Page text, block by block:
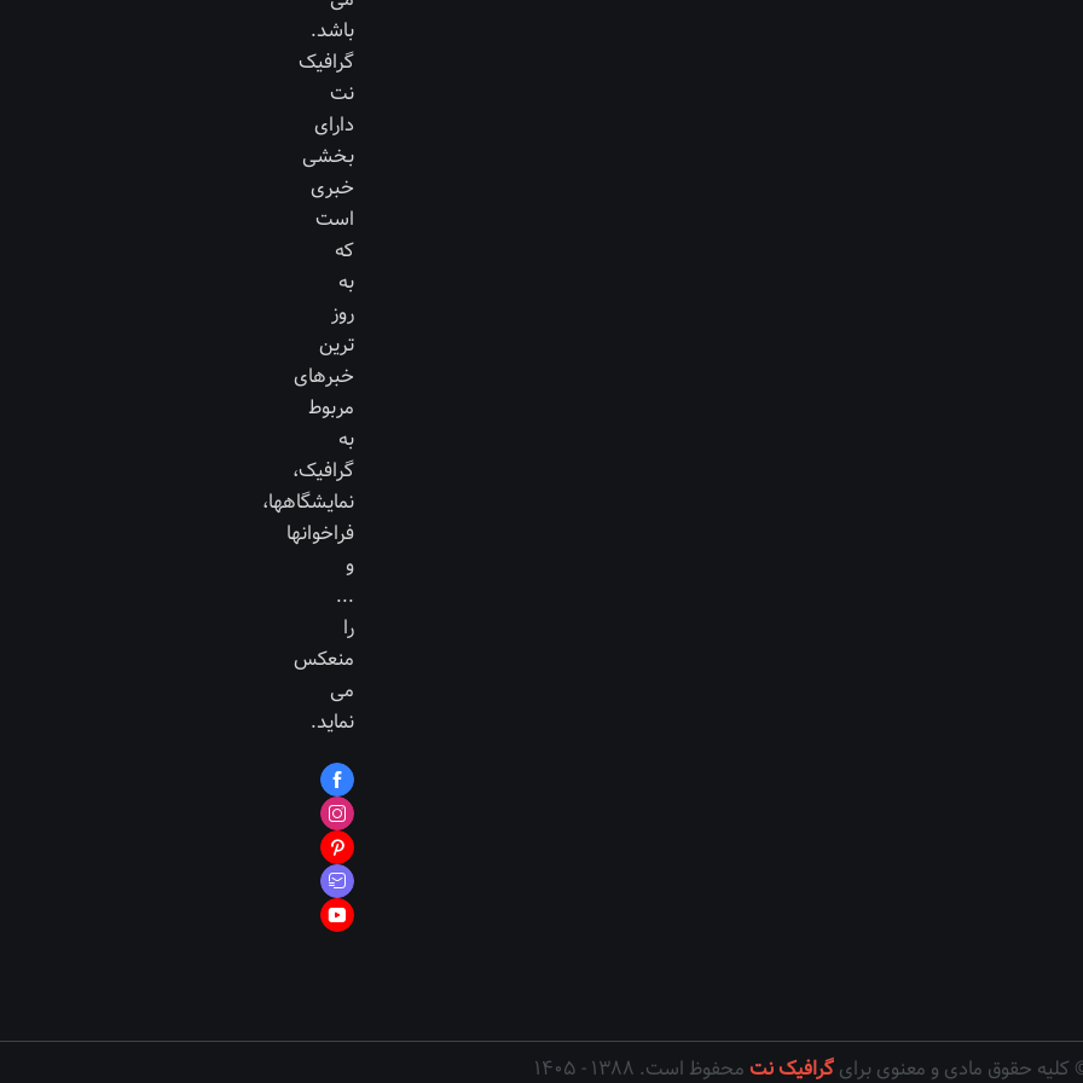
باشد.
گرافیک
نت
دارای
بخشی
خبری
است
که
به
روز
ترین
خبرهای
مربوط
به
گرافیک،
نمایشگاهها،
فراخوانها
و
...
را
منعکس
می
نماید.
کلیه حقوق مادی و معنوی برایگرافیک نتمحفوظ است. ۱۳۸۸ - ۱۴۰۵